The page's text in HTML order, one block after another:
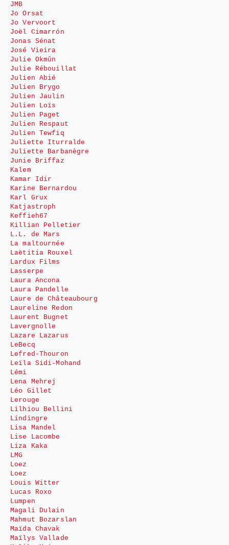
JMB
Jo Orsat
Jo Vervoort
Joël Cimarrón
Jonas Sénat
José Vieira
Julie Okmûn
Julie Rébouillat
Julien Abié
Julien Brygo
Julien Jaulin
Julien Loïs
Julien Paget
Julien Respaut
Julien Tewfiq
Juliette Iturralde
Juliette Barbanègre
Junie Briffaz
Kalem
Kamar Idir
Karine Bernardou
Karl Grux
Katjastroph
Keffieh67
Killian Pelletier
L.L. de Mars
La maltournée
Laëtitia Rouxel
Lardux Films
Lasserpe
Laura Ancona
Laura Pandelle
Laure de Châteaubourg
Laureline Redon
Laurent Bugnet
Lavergnolle
Lazare Lazarus
LeBecq
Lefred-Thouron
Leïla Sidi-Mohand
Lémi
Lena Mehrej
Léo Gillet
Lerouge
Lilhiou Bellini
Lindingre
Lisa Mandel
Lise Lacombe
Liza Kaka
LMG
Loez
Loez
Louis Witter
Lucas Roxo
Lumpen
Magali Dulain
Mahmut Bozarslan
Maïda Chavak
Maïlys Vallade